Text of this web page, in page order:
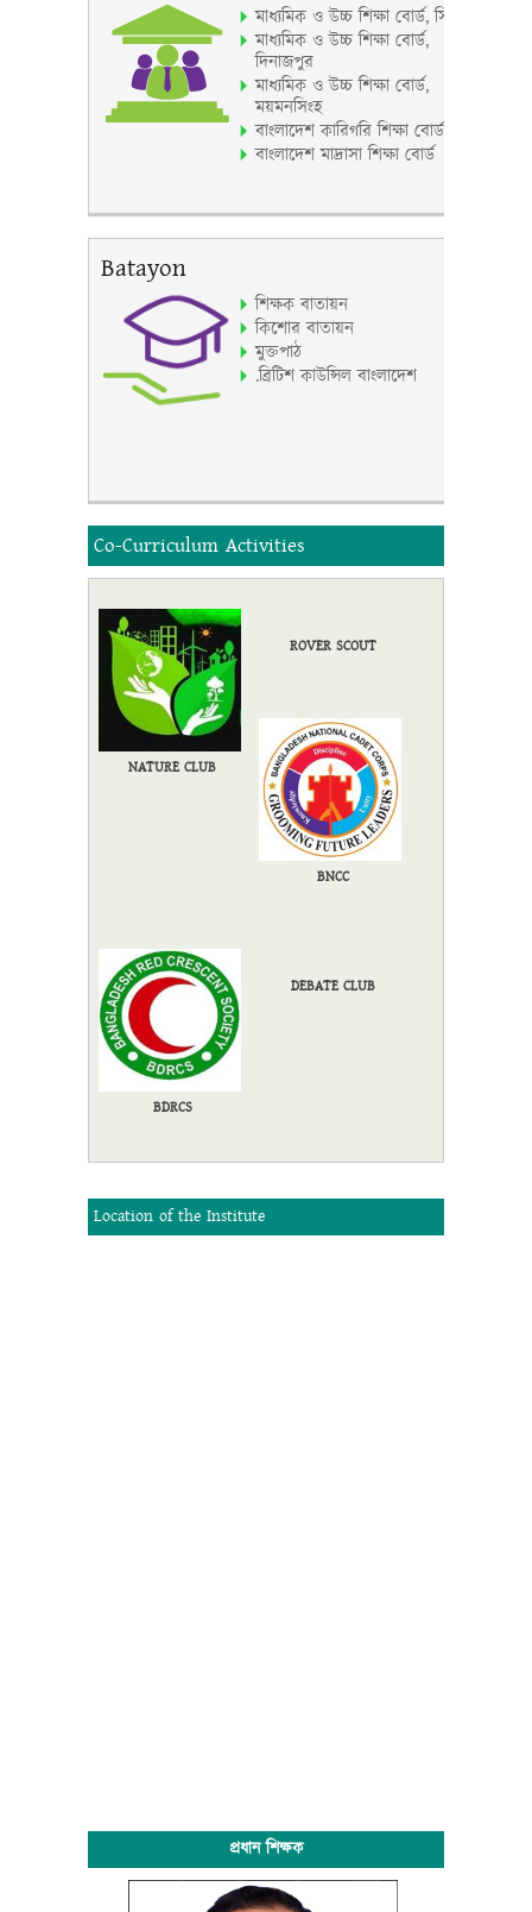
মাধ্যমিক ও উচ্চ শিক্ষা বোর্ড, সিলেট
মাধ্যমিক ও উচ্চ শিক্ষা বোর্ড,
দিনাজপুর
মাধ্যমিক ও উচ্চ শিক্ষা বোর্ড,
ময়মনসিংহ
বাংলাদেশ কারিগরি শিক্ষা বোর্ড
বাংলাদেশ মাদ্রাসা শিক্ষা বোর্ড
Batayon
শিক্ষক বাতায়ন
কিশোর বাতায়ন
মুক্তপাঠ
.ব্রিটিশ কাউন্সিল বাংলাদেশ
Co-Curriculum Activities
NATURE CLUB
ROVER SCOUT
BNCC
BDRCS
DEBATE CLUB
Location of the Institute
প্রধান শিক্ষক